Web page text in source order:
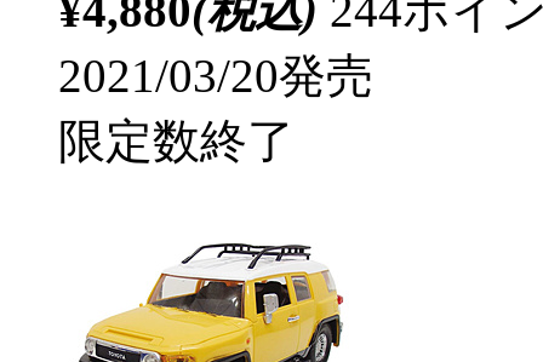
¥4,880(税込) 244ポイ
2021/03/20発売
限定数終了